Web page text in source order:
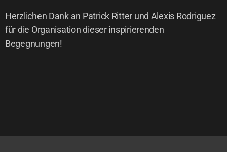
Herz­li­chen Dank an Patrick Rit­ter und Alexis Rodri­guez
für die Orga­ni­sa­ti­on die­ser inspi­rie­ren­den
Begegnungen!